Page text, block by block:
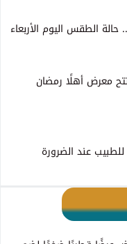
حالة الطقس اليوم الأربعاء
معرض أهلًا رمضان
عند الضرورة